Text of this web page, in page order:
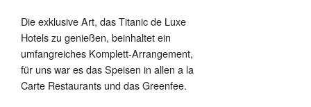
Die exklusive Art, das Titanic de Luxe
Hotels zu genießen, beinhaltet ein
umfangreiches Komplett-Arrangement,
für uns war es das Speisen in allen a la
Carte Restaurants und das Greenfee.